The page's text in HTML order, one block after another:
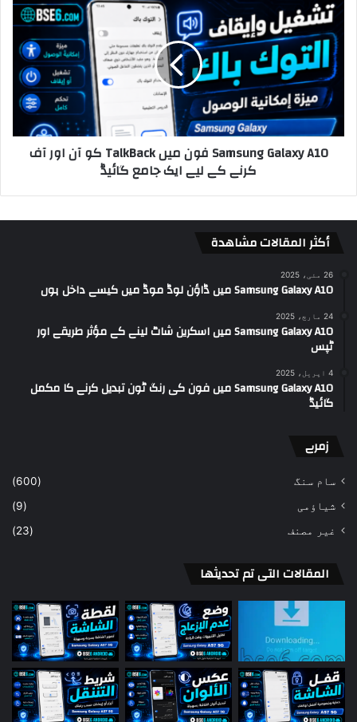
Samsung Galaxy A10 فون میں TalkBack کو آن اور آف
کرنے کے لیے ایک جامع گائیڈ
أكثر المقالات مشاهدة
26 مئی، 2025
Samsung Galaxy A10 میں ڈاؤن لوڈ موڈ میں کیسے داخل ہوں
24 مارچ، 2025
Samsung Galaxy A10 میں اسکرین شاٹ لینے کے مؤثر طریقے اور
ٹپس
4 اپریل، 2025
Samsung Galaxy A10 میں فون کی رنگ ٹون تبدیل کرنے کا مکمل
گائیڈ
زمرے
سام سنگ
(600)
شیاؤمی
(9)
غير مصنف
(23)
المقالات التى تم تحديثها